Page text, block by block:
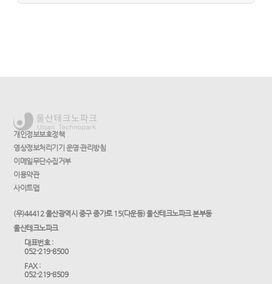
개인정보보호정책
영상정보처리기기 운영·관리방침
이메일무단수집거부
이용약관
사이트맵
(우)44412 울산광역시 중구 종가로 15(다운동) 울산테크노파크 본부동
울산테크노파크
대표번호 :
052-219-8500
FAX :
052-219-8509